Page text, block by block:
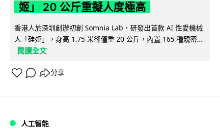
姬」 20 公斤重擬人度極高
香港人於深圳創辦初創 Somnia Lab，研發出首款 AI 性愛機械
人「硅姬」，身高 1.75 米卻僅重 20 公斤，內置 165 種親密...
閱讀全文
分享
人工智能